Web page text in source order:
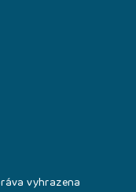
vyhrazena